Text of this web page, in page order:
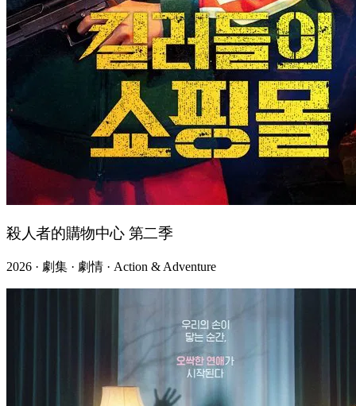
殺人者的購物中心 第二季
2026 · 劇集 · 劇情 · Action & Adventure